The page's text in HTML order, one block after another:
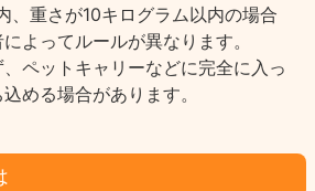
、重さが10キログラム以内の場合
よってルールが異なります。
ペットキャリーなどに完全に入っ
める場合があります。